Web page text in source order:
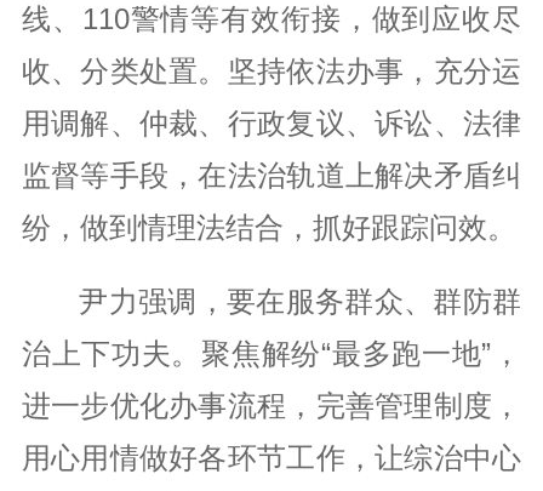
线、110警情等有效衔接，做到应收尽
收、分类处置。坚持依法办事，充分运
用调解、仲裁、行政复议、诉讼、法律
监督等手段，在法治轨道上解决矛盾纠
纷，做到情理法结合，抓好跟踪问效。
尹力强调，要在服务群众、群防群
治上下功夫。聚焦解纷“最多跑一地”，
进一步优化办事流程，完善管理制度，
用心用情做好各环节工作，让综治中心